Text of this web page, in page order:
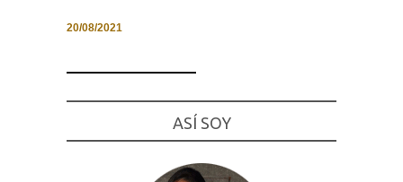
20/08/2021
ASÍ SOY
cookies no